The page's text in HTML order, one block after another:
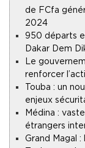
de FCfa
2024
950 départs
Dakar Dem
Le
renforcer
Touba : un
enjeux
Médina :
étrangers
Grand Magal